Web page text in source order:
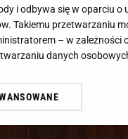
które są tak dobre,
i odbywa się w oparciu o
Takiemu przetwarzaniu
– w
danych
też zgodę na
wywołując narzędzie do